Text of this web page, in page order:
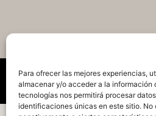
Para ofrecer las mejores experiencias,
almacenar y/o acceder a la
tecnologías nos permitirá procesar
identificaciones únicas en este sitio.